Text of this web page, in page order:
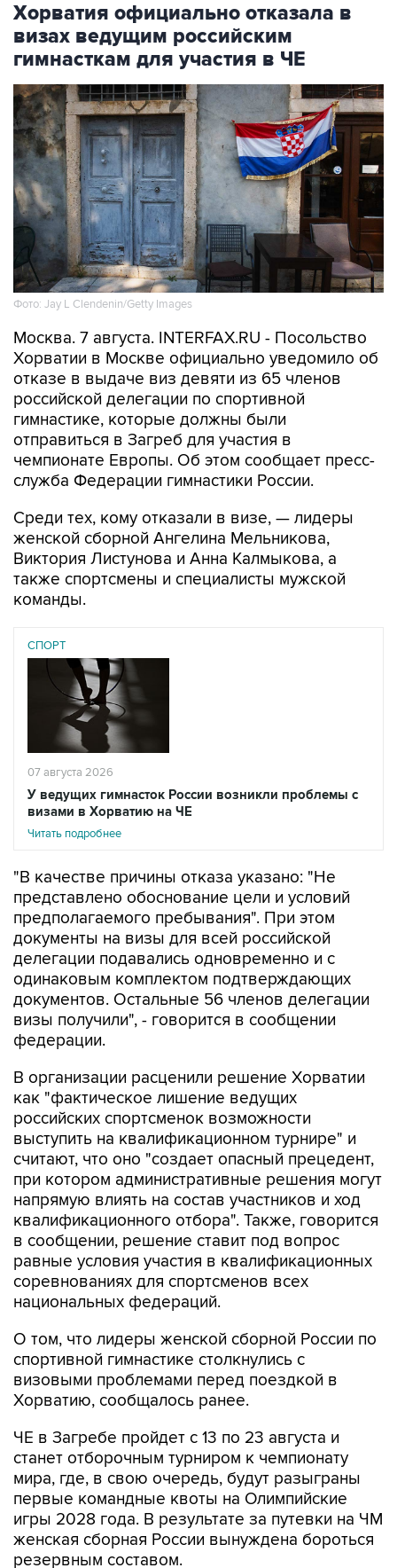
Хорватия официально отказала в
визах ведущим российским
гимнасткам для участия в ЧЕ
Фото: Jay L Clendenin/Getty Images
Москва. 7 августа. INTERFAX.RU - Посольство
Хорватии в Москве официально уведомило об
отказе в выдаче виз девяти из 65 членов
российской делегации по спортивной
гимнастике, которые должны были
отправиться в Загреб для участия в
чемпионате Европы. Об этом сообщает пресс-
служба Федерации гимнастики России.
Среди тех, кому отказали в визе, — лидеры
женской сборной Ангелина Мельникова,
Виктория Листунова и Анна Калмыкова, а
также спортсмены и специалисты мужской
команды.
СПОРТ
07 августа 2026
У ведущих гимнасток России возникли проблемы с
визами в Хорватию на ЧЕ
Читать подробнее
"В качестве причины отказа указано: "Не
представлено обоснование цели и условий
предполагаемого пребывания". При этом
документы на визы для всей российской
делегации подавались одновременно и с
одинаковым комплектом подтверждающих
документов. Остальные 56 членов делегации
визы получили", - говорится в сообщении
федерации.
В организации расценили решение Хорватии
как "фактическое лишение ведущих
российских спортсменок возможности
выступить на квалификационном турнире" и
считают, что оно "создает опасный прецедент,
при котором административные решения могут
напрямую влиять на состав участников и ход
квалификационного отбора". Также, говорится
в сообщении, решение ставит под вопрос
равные условия участия в квалификационных
соревнованиях для спортсменов всех
национальных федераций.
О том, что лидеры женской сборной России по
спортивной гимнастике столкнулись с
визовыми проблемами перед поездкой в
Хорватию, сообщалось ранее.
ЧЕ в Загребе пройдет с 13 по 23 августа и
станет отборочным турниром к чемпионату
мира, где, в свою очередь, будут разыграны
первые командные квоты на Олимпийские
игры 2028 года. В результате за путевки на ЧМ
женская сборная России вынуждена бороться
резервным составом.